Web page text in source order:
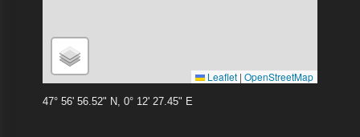
Leaflet | OpenStreetMap
47° 56' 56.52" N, 0° 12' 27.45" E